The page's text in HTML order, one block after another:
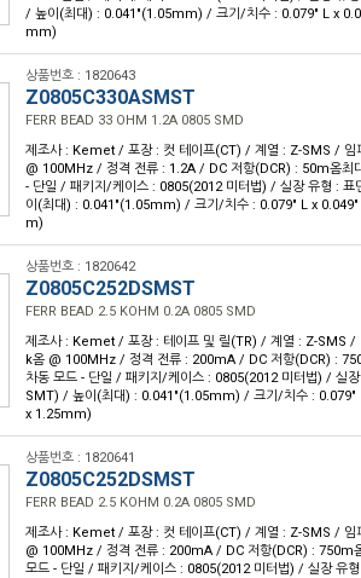
/ 높이(최대) : 0.041"(1.05mm) / 크기/치수 : 0.079" L x
mm)
상품번호 : 1820643
Z0805C330ASMST
FERR BEAD 33 OHM 1.2A 0805 SMD
제조사 : Kemet / 포장 : 컷 테이프(CT) / 계열 : Z-SMS / 임
@ 100MHz / 정격 전류 : 1.2A / DC 저항(DCR) : 50m옴최
- 단일 / 패키지/케이스 : 0805(2012 미터법) / 실장 유형 :
이(최대) : 0.041"(1.05mm) / 크기/치수 : 0.079" L x
m)
상품번호 : 1820642
Z0805C252DSMST
FERR BEAD 2.5 KOHM 0.2A 0805 SMD
제조사 : Kemet / 포장 : 테이프 및 릴(TR) / 계열 : Z-SMS /
k옴 @ 100MHz / 정격 전류 : 200mA / DC 저항(DCR) :
차동 모드 - 단일 / 패키지/케이스 : 0805(2012 미터법) / 실
SMT) / 높이(최대) : 0.041"(1.05mm) / 크기/치수 :
x 1.25mm)
상품번호 : 1820641
Z0805C252DSMST
FERR BEAD 2.5 KOHM 0.2A 0805 SMD
제조사 : Kemet / 포장 : 컷 테이프(CT) / 계열 : Z-SMS / 임
@ 100MHz / 정격 전류 : 200mA / DC 저항(DCR) : 750m
모드 - 단일 / 패키지/케이스 : 0805(2012 미터법) / 실장 유